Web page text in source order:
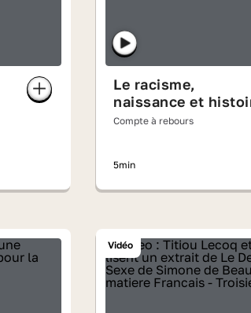
Le racisme,
naissance et
Compte à rebours
5min
Vidéo